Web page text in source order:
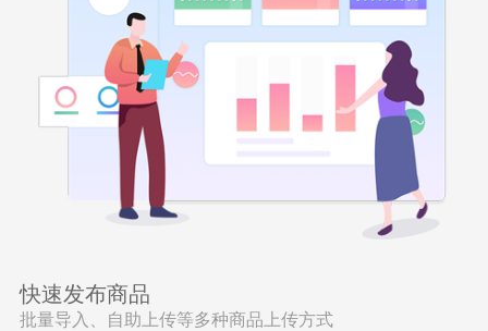
快速发布商品
批量导入、自助上传等多种商品上传方式